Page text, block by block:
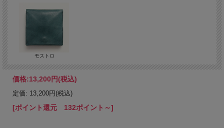
モストロ
価格:13,200円(税込)
定価: 13,200円(税込)
[ポイント還元 132ポイント～]